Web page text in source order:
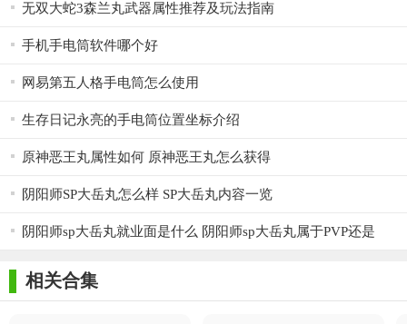
无双大蛇3森兰丸武器属性推荐及玩法指南
手机手电筒软件哪个好
网易第五人格手电筒怎么使用
生存日记永亮的手电筒位置坐标介绍
原神恶王丸属性如何 原神恶王丸怎么获得
阴阳师SP大岳丸怎么样 SP大岳丸内容一览
阴阳师sp大岳丸就业面是什么 阴阳师sp大岳丸属于PVP还是
相关合集